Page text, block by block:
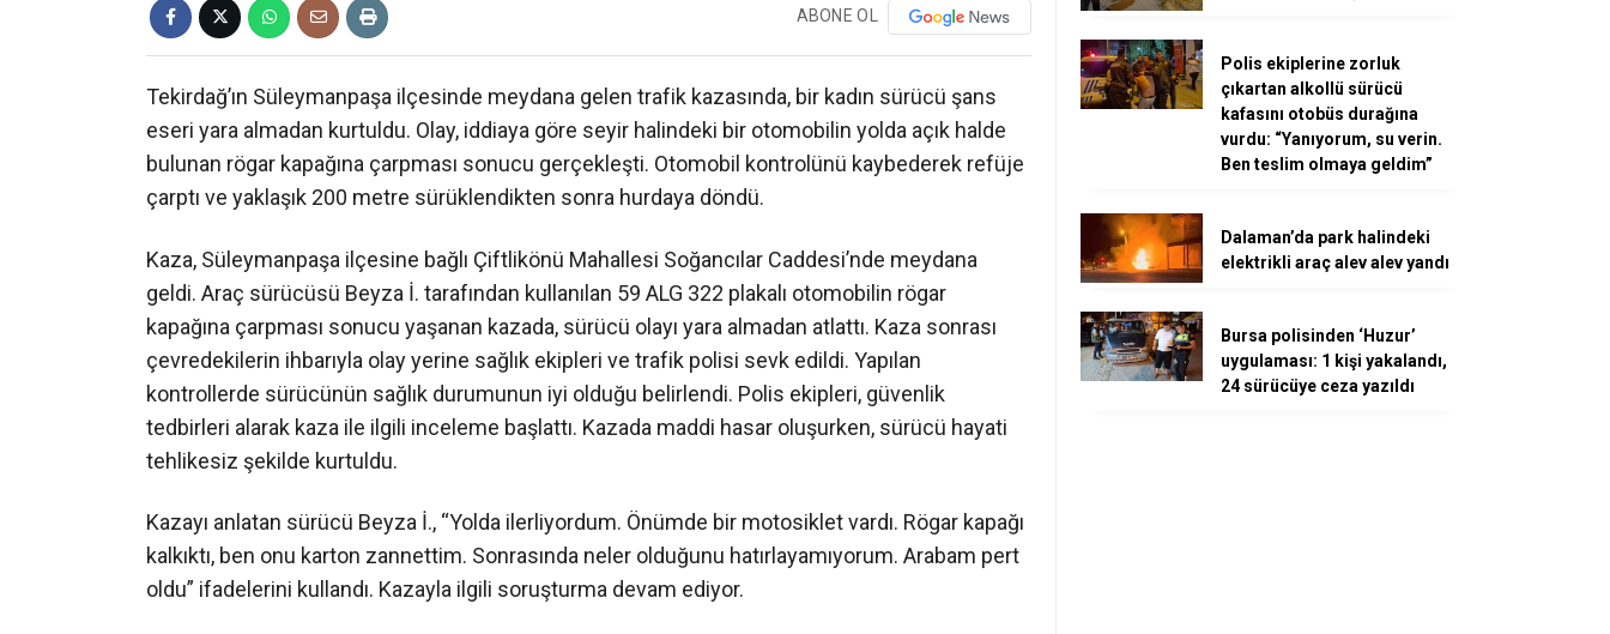
ABONE OL
Tekirdağ’ın Süleymanpaşa ilçesinde meydana gelen trafik kazasında, bir kadın sürücü şans
eseri yara almadan kurtuldu. Olay, iddiaya göre seyir halindeki bir otomobilin yolda açık halde
bulunan rögar kapağına çarpması sonucu gerçekleşti. Otomobil kontrolünü kaybederek refüje
çarptı ve yaklaşık 200 metre sürüklendikten sonra hurdaya döndü.
Kaza, Süleymanpaşa ilçesine bağlı Çiftlikönü Mahallesi Soğancılar Caddesi’nde meydana
geldi. Araç sürücüsü Beyza İ. tarafından kullanılan 59 ALG 322 plakalı otomobilin rögar
kapağına çarpması sonucu yaşanan kazada, sürücü olayı yara almadan atlattı. Kaza sonrası
çevredekilerin ihbarıyla olay yerine sağlık ekipleri ve trafik polisi sevk edildi. Yapılan
kontrollerde sürücünün sağlık durumunun iyi olduğu belirlendi. Polis ekipleri, güvenlik
tedbirleri alarak kaza ile ilgili inceleme başlattı. Kazada maddi hasar oluşurken, sürücü hayati
tehlikesiz şekilde kurtuldu.
Kazayı anlatan sürücü Beyza İ., “Yolda ilerliyordum. Önümde bir motosiklet vardı. Rögar kapağı
kalkıktı, ben onu karton zannettim. Sonrasında neler olduğunu hatırlayamıyorum. Arabam pert
oldu” ifadelerini kullandı. Kazayla ilgili soruşturma devam ediyor.
Polis ekiplerine zorluk
çıkartan alkollü sürücü
kafasını otobüs durağına
vurdu: “Yanıyorum, su verin.
Ben teslim olmaya geldim”
Dalaman’da park halindeki
elektrikli araç alev alev yandı
Bursa polisinden ‘Huzur’
uygulaması: 1 kişi yakalandı,
24 sürücüye ceza yazıldı